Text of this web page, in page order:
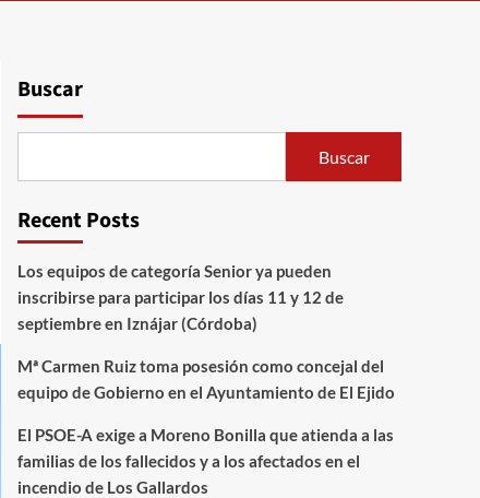
Buscar
Buscar
Recent Posts
Los equipos de categoría Senior ya pueden
inscribirse para participar los días 11 y 12 de
septiembre en Iznájar (Córdoba)
Mª Carmen Ruiz toma posesión como concejal del
equipo de Gobierno en el Ayuntamiento de El Ejido
El PSOE-A exige a Moreno Bonilla que atienda a las
familias de los fallecidos y a los afectados en el
incendio de Los Gallardos